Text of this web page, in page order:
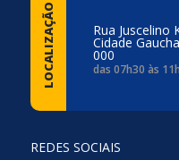
LOCALIZAÇÃO Rua Juscelino
Cidade
000
das 07h30 às
REDES SOCIAIS